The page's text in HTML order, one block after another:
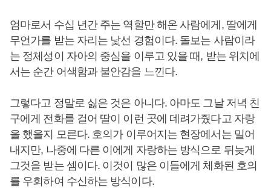
엄마로서 수십 년간 주는 역할만 해온 사람에게, 딸에게
무언가를 받는 자리는 낯선 경험이다. 돌보는 사람이라
는 정체성이 자아의 중심을 이루고 있을 때, 받는 위치에
서는 순간 어색함과 불안감을 느낀다.
그렇다고 정말로 싫은 것은 아니다. 아마도 그날 저녁 친
구에게 전화를 걸어 딸이 이런 곳에 데려가줬다고 자랑
을 했을지 모른다. 호의가 이루어지는 현장에서는 밀어
내지만, 나중에 다른 이에게 자랑하는 방식으로 뒤늦게
그것을 받는 셈이다. 이것이 많은 이들에게 체화된 호의
를 우회하여 수신하는 방식이다.